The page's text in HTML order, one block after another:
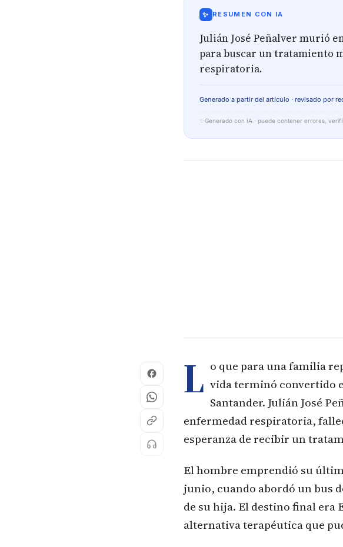
✨ RESUMEN CON IA
Julián José Peñalver murió
para buscar un tratamiento
respiratoria.
Generado a partir del artículo · revisado por
✨ Generado con IA · puede contener errores,
L o que para una familia
vida terminó convertido
Santander. Julián José
enfermedad respiratoria,
esperanza de recibir un
El hombre emprendió su
junio, cuando abordó un bus
de su hija. El destino final era
alternativa terapéutica que